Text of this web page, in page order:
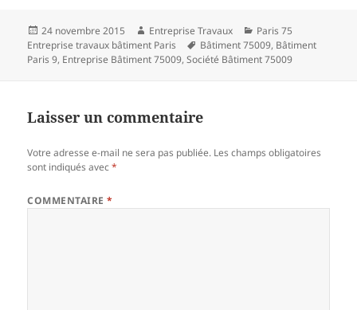
Publié
le
24 novembre 2015 Auteur
Entreprise Travaux Catégories
Paris 75
Entreprise travaux bâtiment Paris
Mots-
clés
Bâtiment 75009, Bâtiment
Paris 9, Entreprise Bâtiment 75009,Société Bâtiment 75009
Laisser un commentaire
Votre adresse e-mail ne sera pas publiée. Les champs obligatoires
sont indiqués avec*
COMMENTAIRE*